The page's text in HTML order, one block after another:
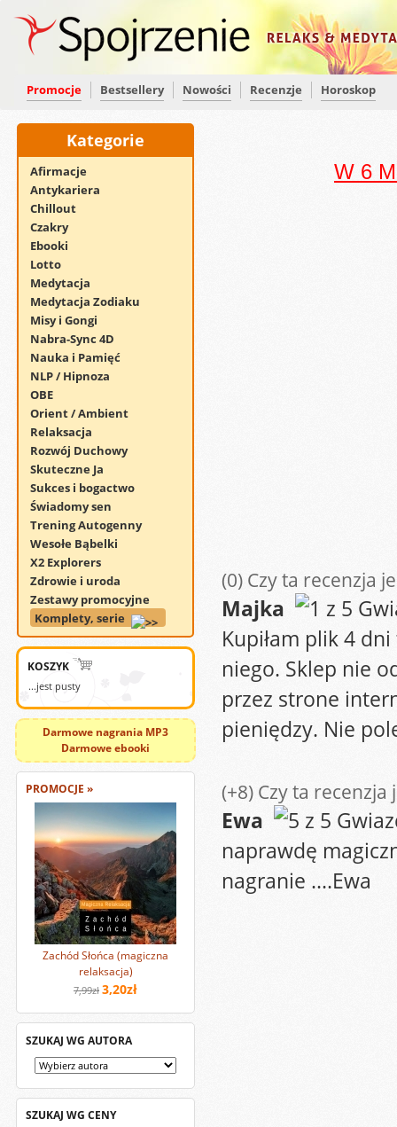
Promocje Bestsellery Nowości Recenzje Horoskop
Kategorie
Afirmacje
Antykariera
Chillout
Czakry
Ebooki
Lotto
Medytacja
Medytacja Zodiaku
Misy i Gongi
Nabra-Sync 4D
Nauka i Pamięć
NLP / Hipnoza
OBE
Orient / Ambient
Relaksacja
Rozwój Duchowy
Skuteczne Ja
Sukces i bogactwo
Świadomy sen
Trening Autogenny
Wesołe Bąbelki
X2 Explorers
Zdrowie i uroda
Zestawy promocyjne
Komplety, serie
KOSZYK
...jest pusty
Darmowe nagrania MP3
Darmowe ebooki
PROMOCJE »
Zachód Słońca (magiczna
relaksacja)
7,99zł 3,20zł
SZUKAJ WG AUTORA
SZUKAJ WG CENY
W 6
(0) Czy ta recenzja
Majka
Kupiłam plik 4
niego. Sklep nie
przez strone
pieniędzy. Nie
(+8) Czy ta recenzja
Ewa
naprawdę
nagranie ....Ewa